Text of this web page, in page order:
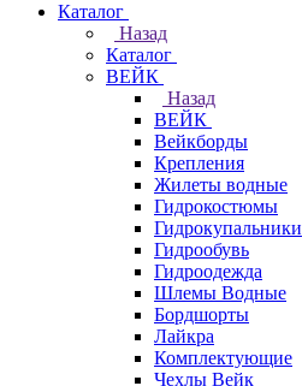
Каталог
Назад
Каталог
ВЕЙК
Назад
ВЕЙК
Вейкборды
Крепления
Жилеты водные
Гидрокостюмы
Гидрокупальники
Гидрообувь
Гидроодежда
Шлемы Водные
Бордшорты
Лайкра
Комплектующие
Чехлы Вейк